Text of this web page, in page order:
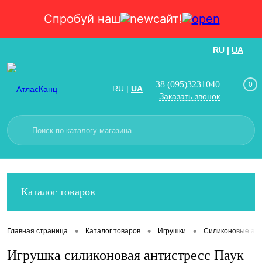
Спробуй наш сайт!
RU | UA
RU | UA +38 (095)3231040
Заказать звонок
0
Каталог товаров
Главная страница • Каталог товаров • Игрушки • Силиконовые
Игрушка силиконовая антистресс Паук